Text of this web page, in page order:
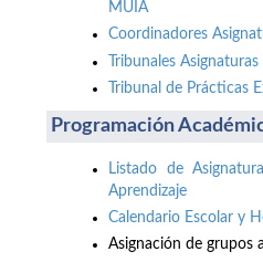
MUIA
Coordinadores
Tribunales
Tribunal de Prácticas
Programación
Listado de
Aprendizaje
Calendario Escolar y
Asignación de grupos